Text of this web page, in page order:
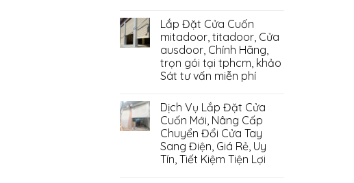
Lắp Đặt Cửa Cuốn
mitadoor, titadoor, Cửa
ausdoor, Chính Hãng,
trọn gói tại tphcm, khảo
Sát tư vấn miễn phí
Dịch Vụ Lắp Đặt Cửa
Cuốn Mới, Nâng Cấp
Chuyển Đổi Cửa Tay
Sang Điện, Giá Rẻ, Uy
Tín, Tiết Kiệm Tiện Lợi